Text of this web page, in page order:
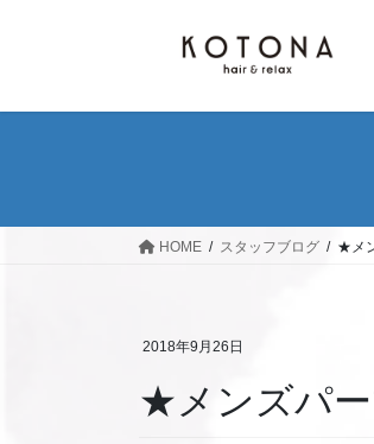
HOME スタッフブログ ★メ
2018年9月26日
★メンズパ